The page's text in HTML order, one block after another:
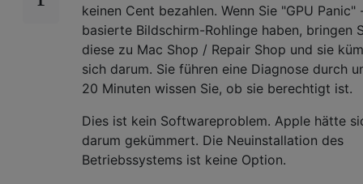
keinen Cent bezahlen. Wenn Sie "GPU Panic"
basierte Bildschirm-Rohlinge haben, bringen
diese zu Mac Shop / Repair Shop und sie
sich darum. Sie führen eine Diagnose durch
20 Minuten wissen Sie, ob sie berechtigt ist.
Dies ist kein Softwareproblem. Apple hätte
darum gekümmert. Die Neuinstallation des
Betriebssystems ist keine Option.